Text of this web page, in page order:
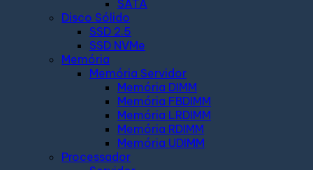
SATA
Disco Sólido
SSD 2.5
SSD NVMe
Memória
Memória Servidor
Memória DIMM
Memória FBDIMM
Memória LRDIMM
Memória RDIMM
Memória UDIMM
Processador